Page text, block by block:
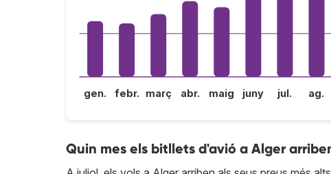
gen. febr. març abr. maig juny jul. ag.
Quin mes els bitllets d'avió a Alger